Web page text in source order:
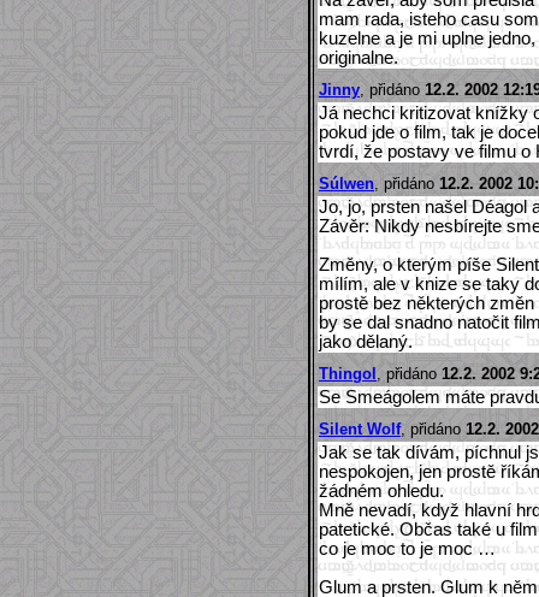
mam rada, isteho casu
kuzelne a je mi uplne
originalne.
Jinny , přidáno 12.2. 2002
Já nechci kritizovat knížky
pokud jde o film, tak je
tvrdí, že postavy ve filmu o
Súlwen , přidáno 12.2. 2002
Jo, jo, prsten našel Déagol
Závěr: Nikdy nesbírejte
Změny, o kterým píše
mílím, ale v knize se taky
prostě bez některých
by se dal snadno natočit
jako dělaný.
Thingol , přidáno 12.2. 2002
Se Smeágolem máte
Silent Wolf, přidáno 12.2.
Jak se tak dívám, píchnul
nespokojen, jen prostě
žádném ohledu.
Mně nevadí, když hlavní
patetické. Občas také u
co je moc to je moc …
Glum a prsten. Glum k